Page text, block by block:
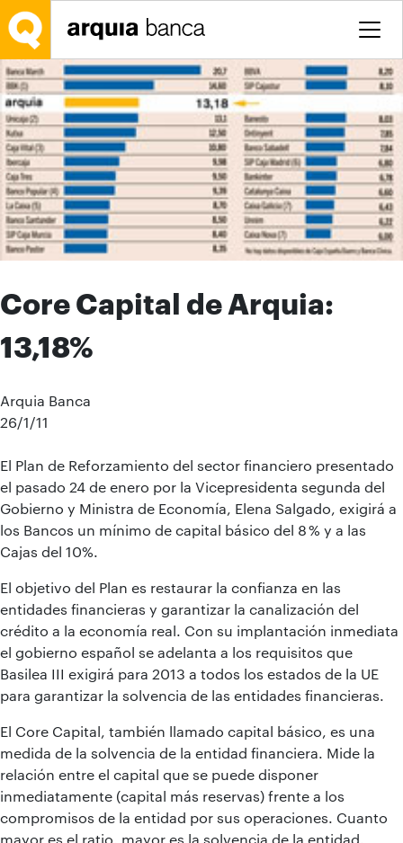
Saltar al contenido principal
Core Capital de Arquia:
13,18%
Arquia Banca
26/1/11
El Plan de Reforzamiento del sector financiero presentado
el pasado 24 de enero por la Vicepresidenta segunda del
Gobierno y Ministra de Economía, Elena Salgado, exigirá a
los Bancos un mínimo de capital básico del 8 % y a las
Cajas del 10%.
El objetivo del Plan es restaurar la confianza en las
entidades financieras y garantizar la canalización del
crédito a la economía real. Con su implantación inmediata
el gobierno español se adelanta a los requisitos que
Basilea III exigirá para 2013 a todos los estados de la UE
para garantizar la solvencia de las entidades financieras.
El Core Capital, también llamado capital básico, es una
medida de la solvencia de la entidad financiera. Mide la
relación entre el capital que se puede disponer
inmediatamente (capital más reservas) frente a los
compromisos de la entidad por sus operaciones. Cuanto
mayor es el ratio, mayor es la solvencia de la entidad.